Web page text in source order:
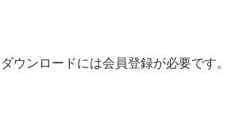
ウンロードには会員登録が必要です。